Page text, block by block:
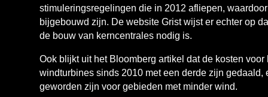
stimuleringsregelingen die in 2012 afliepen,
bijgebouwd zijn. De website Grist wijst er echter op
de bouw van kerncentrales nodig is.
Ook blijkt uit het Bloomberg artikel dat de kosten voor
windturbines sinds 2010 met een derde zijn gedaald,
geworden zijn voor gebieden met minder wind.